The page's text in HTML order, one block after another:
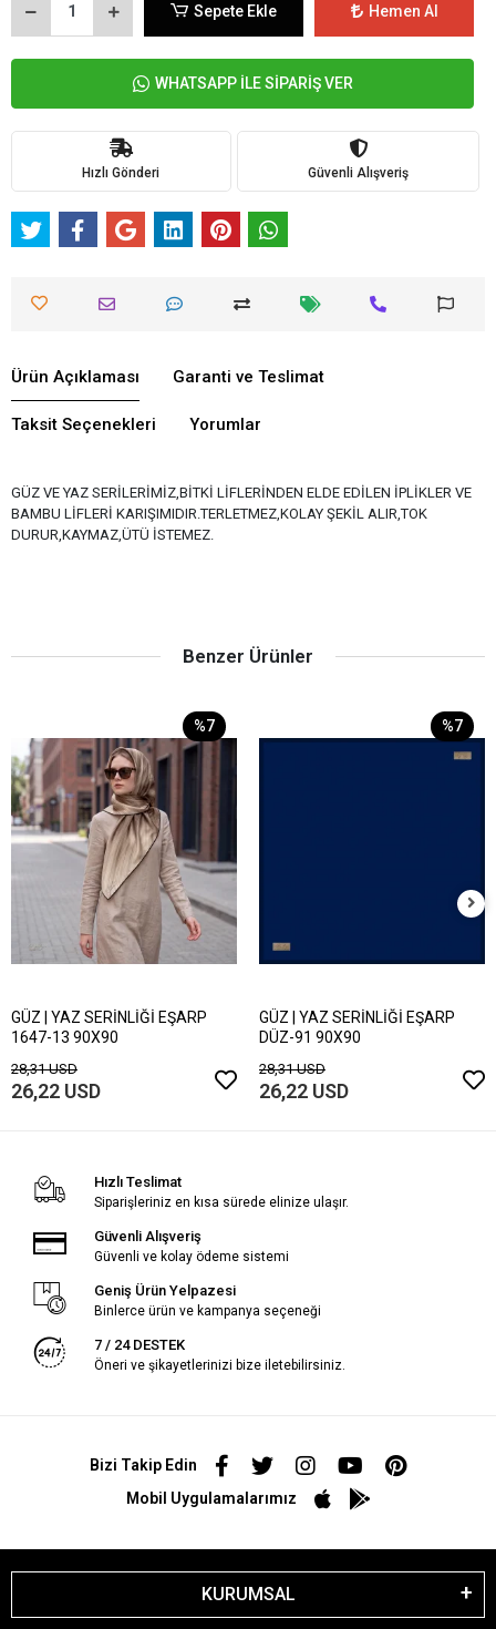
Sepete Ekle Hemen Al
WHATSAPP İLE SİPARİŞ VER
Hızlı Gönderi Güvenli Alışveriş
Ürün Açıklaması Garanti ve Teslimat
Taksit Seçenekleri Yorumlar
GÜZ VE YAZ SERİLERİMİZ,BİTKİ LİFLERİNDEN ELDE EDİLEN İPLİKLER VE
BAMBU LİFLERİ KARIŞIMIDIR.TERLETMEZ,KOLAY ŞEKİL ALIR,TOK
DURUR,KAYMAZ,ÜTÜ İSTEMEZ.
Benzer Ürünler
%7
GÜZ | YAZ SERİNLİĞİ EŞARP
1647-13 90X90
28,31 USD
26,22 USD
%7
GÜZ | YAZ SERİNLİĞİ EŞARP
DÜZ-91 90X90
28,31 USD
26,22 USD
Hızlı Teslimat
Siparişleriniz en kısa sürede elinize ulaşır.
Güvenli Alışveriş
Güvenli ve kolay ödeme sistemi
Geniş Ürün Yelpazesi
Binlerce ürün ve kampanya seçeneği
7 / 24 DESTEK
Öneri ve şikayetlerinizi bize iletebilirsiniz.
Bizi Takip Edin
Mobil Uygulamalarımız
KURUMSAL